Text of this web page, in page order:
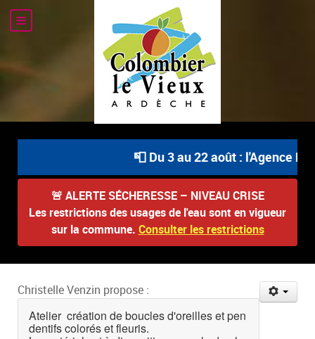
📮 Du 3 au 22 août : l'Agence
🚨 ALERTE SÉCHERESSE – NIVEAU CRISE
Les restrictions des usages de l'eau sont en vigueur
sur la commune. Consulter les restrictions
Christelle Venzin propose :
Atelier création de boucles d'oreilles et pen
dentifs colorés et fleuris.